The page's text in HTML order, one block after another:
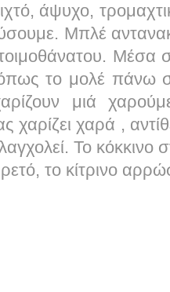
άψυχο,
Μπλέ
όπως το μολέ πάνω
μιά
χαρίζει χαρά ,
Το
το κίτρινο